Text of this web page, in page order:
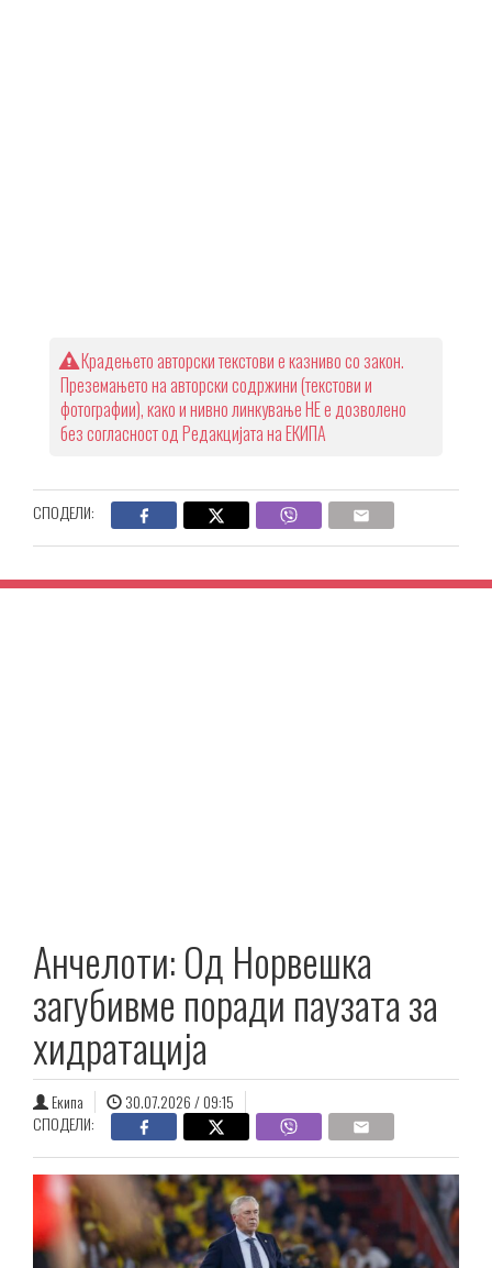
Крадењето авторски текстови е казниво со закон.
Преземањето на авторски содржини (текстови и
фотографии), како и нивно линкување НЕ е дозволено
без согласност од Редакцијата на ЕКИПА
СПОДЕЛИ:
Анчелоти: Од Норвешка
загубивме поради паузата за
хидратација
Екипа
30.07.2026 / 09:15
СПОДЕЛИ: